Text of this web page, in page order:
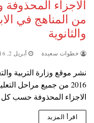
من المناهج في
والثانوية
خطوات سعيدة أبريل 2, 2016
نشر موقع وزارة التربية
الاجزاء المحذوفة حسب
اقرأ المزيد